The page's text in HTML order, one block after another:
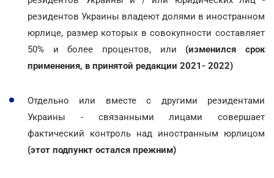
резидентов Украины владеют долями в иностранном
юрлице, размер которых в совокупности составляет
50% и более процентов, или (изменился срок
применения, в принятой редакции 2021- 2022)
Отдельно или вместе с другими резидентами
Украины - связанными лицами совершает
фактический контроль над иностранным юрлицом
(этот подпункт остался прежним)